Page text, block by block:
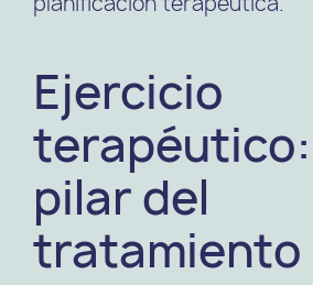
Ejercicio
pilar del
tratamiento